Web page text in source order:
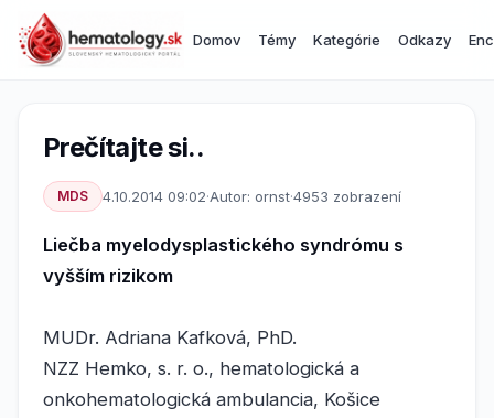
Domov Témy Kategórie Odkazy
Prečítajte si..
MDS 4.10.2014 09:02·Autor: ornst·4953 zobrazení
Liečba myelodysplastického syndrómu s
vyšším rizikom
MUDr. Adriana Kafková, PhD.
NZZ Hemko, s. r. o., hematologická a
onkohematologická ambulancia, Košice